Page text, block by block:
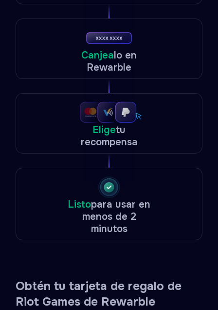
Canjealo en
Rewarble
Eligetu
recompensa
Listopara usar en
menos de 2
minutos
Obtén tu tarjeta de regalo de
Riot Games de Rewarble